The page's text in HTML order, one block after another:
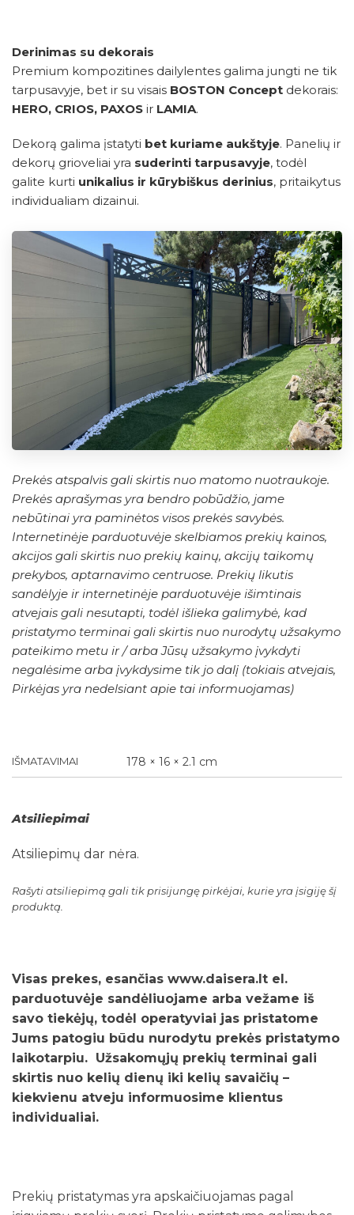
Derinimas su dekorais
Premium kompozitines dailylentes galima jungti ne tik
tarpusavyje, bet ir su visais BOSTON Concept dekorais:
HERO, CRIOS, PAXOS ir LAMIA.
Dekorą galima įstatyti bet kuriame aukštyje. Panelių ir
dekorų grioveliai yra suderinti tarpusavyje, todėl
galite kurti unikalius ir kūrybiškus derinius, pritaikytus
individualiam dizainui.
Prekės atspalvis gali skirtis nuo matomo nuotraukoje.
Prekės aprašymas yra bendro pobūdžio, jame
nebūtinai yra paminėtos visos prekės savybės.
Internetinėje parduotuvėje skelbiamos prekių kainos,
akcijos gali skirtis nuo prekių kainų, akcijų taikomų
prekybos, aptarnavimo centruose. Prekių likutis
sandėlyje ir internetinėje parduotuvėje išimtinais
atvejais gali nesutapti, todėl išlieka galimybė, kad
pristatymo terminai gali skirtis nuo nurodytų užsakymo
pateikimo metu ir / arba Jūsų užsakymo įvykdyti
negalėsime arba įvykdysime tik jo dalį (tokiais atvejais,
Pirkėjas yra nedelsiant apie tai informuojamas)
IŠMATAVIMAI 178 × 16 × 2.1 cm
Atsiliepimai
Atsiliepimų dar nėra.
Rašyti atsiliepimą gali tik prisijungę pirkėjai, kurie yra įsigiję šį
produktą.
Visas prekes, esančias www.daisera.lt el.
parduotuvėje sandėliuojame arba vežame iš
savo tiekėjų, todėl operatyviai jas pristatome
Jums patogiu būdu nurodytu prekės pristatymo
laikotarpiu. Užsakomųjų prekių terminai gali
skirtis nuo kelių dienų iki kelių savaičių –
kiekvienu atveju informuosime klientus
individualiai.
Prekių pristatymas yra apskaičiuojamas pagal